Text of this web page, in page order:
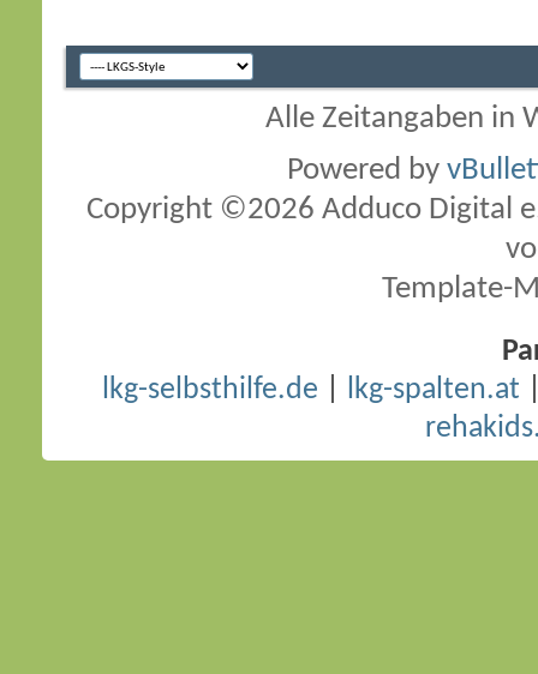
Alle Zeitangaben in
Powered by
Copyright ©2026 Adduco Digital
Template-
lkg-selbsthilfe.de
lkg-spalten.at